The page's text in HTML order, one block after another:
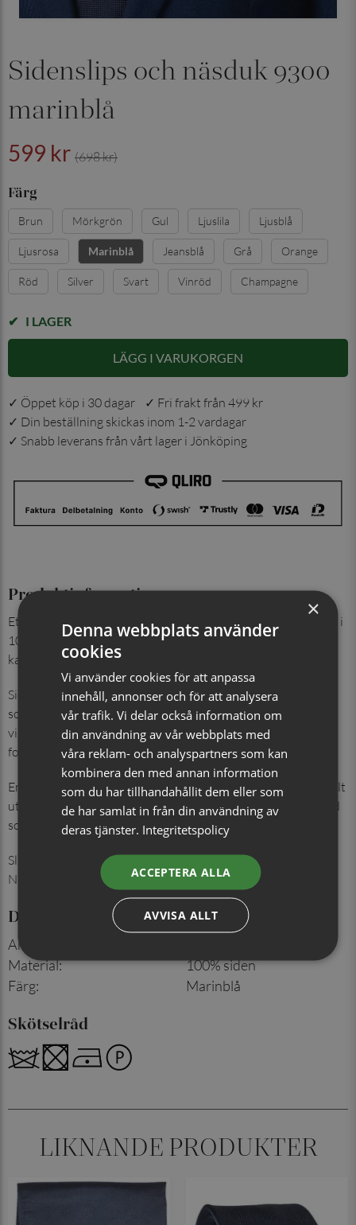
Sidenslips och näsduk 9300
marinblå
599 kr (698 kr)
Färg
Brun Mörkgrön Gul Ljuslila Ljusblå
Ljusrosa Marinblå Jeansblå Grå Orange
Röd Silver Svart Vinröd Champagne
I LAGER
LÄGG I VARUKORGEN
✓ Öppet köp i 30 dagar ✓ Fri frakt från 499 kr
✓ Din beställning skickas inom 1-2 vardagar
✓ Snabb leverans från vårt lager i Jönköping
Produktinformation
Ett elegant set med enfärgad slips och matchande ficknäsduk i
100% siden. Tyget har ett diskret rutmönster som tillför djup,
karaktär utan att ta över helhetsintrycket.
Sidenets naturliga lyster och mjuka fall ger en exklusiv känsla
som lyfter både kostym och kavaj. Setet finns i många färger,
vilket gör det enkelt att hitta en nyans som passar såväl
formella tillfällen som mer festliga sammanhang.
En färdigmatchad kombination för ett genomtänkt och stilfullt
uttryck – lika självklar i den egna garderoben som uppskattad
som present.
Slipsbredd: 7 cm
Näsduk: 30x30 cm
Detaljer
Artikelnummer
Material:
100% siden
Färg: Marinblå
Skötselråd
LIKNANDE PRODUKTER
×
Denna webbplats använder
cookies
Vi använder cookies för att anpassa
innehåll, annonser och för att analysera
vår trafik. Vi delar också information om
din användning av vår webbplats med
våra reklam- och analyspartners som kan
kombinera den med annan information
som du har tillhandahållit dem eller som
de har samlat in från din användning av
deras tjänster. Integritetspolicy
ACCEPTERA ALLA
AVVISA ALLT